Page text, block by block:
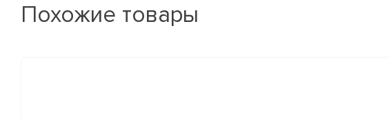
Похожие товары